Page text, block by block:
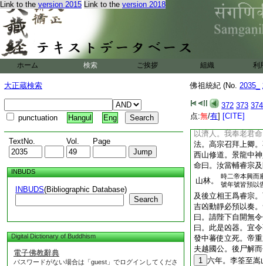
Link to the version 2015 Link to the version 2018
ホーム 検索 ご挨拶 組織 利
大正蔵検索
punctuation Hangul Eng
TextNo. Vol. Page
INBUDS
INBUDS(Bibliographic Database)
Search
Digital Dictionary of Buddhism
電子佛教辭典
パスワードがない場合は「guest」でログインしてくださ
佛祖統紀 (No. 2035_
372 373 374
点:無/有] [CITE]
徳者。乃克當之。
州獻寶。天將以祚
元寶應。賜眞如寶
是知十三寶之賜。
載之不知其爲天肇
佛祖統紀卷第四 7
8 初葉法善。幼
青童引見老君。故
曰。子本紫微左仙
以濟人。我奉老君
法。高宗召拜上卿
西山修道。景龍中
命曰。汝當輔睿宗
山林。
時二帝本興而
號年號皆預以
及後立相王爲睿宗
吉凶動靜必預以奏
曰。請陛下自開無
曰。此是凶器。宜
發中蕃使立死。帝
夫越國公。後尸解
1 六年。李筌至